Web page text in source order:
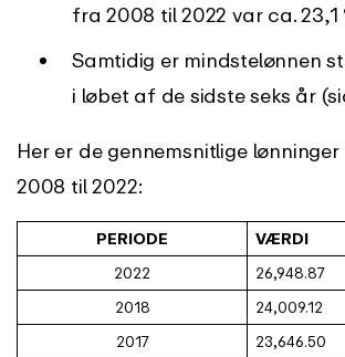
fra 2008 til 2022 var ca. 23,1
Samtidig er mindstelønnen
i løbet af de sidste seks år
Her er de gennemsnitlige
2008 til 2022:
PERIODE
VÆRDI
2022
26,948.87
2018
24,009.12
2017
23,646.50